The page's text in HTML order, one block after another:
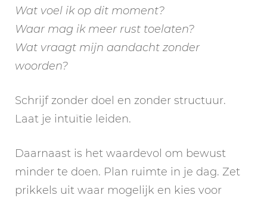
Wat voel ik op dit moment?
Waar mag ik meer rust toelaten?
Wat vraagt mijn aandacht zonder
woorden?
Schrijf zonder doel en zonder structuur.
Laat je intuïtie leiden.
Daarnaast is het waardevol om bewust
minder te doen. Plan ruimte in je dag. Zet
prikkels uit waar mogelijk en kies voor